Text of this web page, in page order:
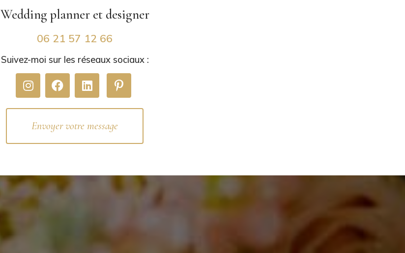
Wedding planneret designer
06 21 57 12 66
Suivez-moi sur les réseaux sociaux :
Envoyer votre message